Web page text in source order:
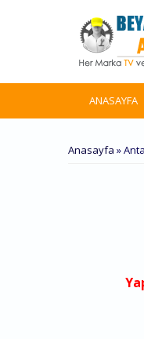
ANASAYFA
Anasayfa »